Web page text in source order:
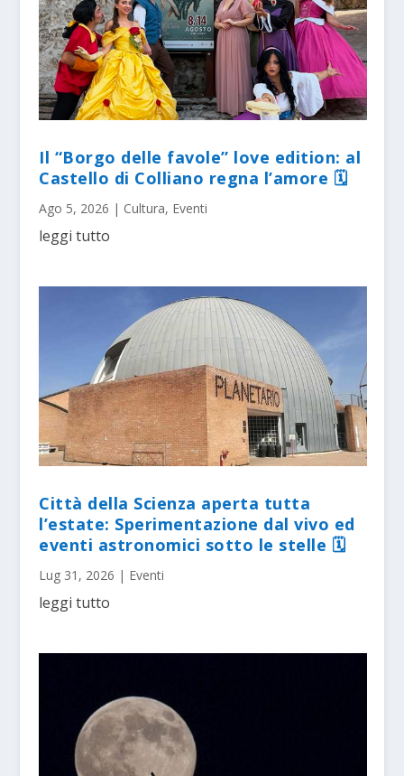
Il “Borgo delle favole” love edition: al
Castello di Colliano regna l’amore 🗓
Ago 5, 2026 | Cultura, Eventi
leggi tutto
Città della Scienza aperta tutta
l’estate: Sperimentazione dal vivo ed
eventi astronomici sotto le stelle 🗓
Lug 31, 2026 | Eventi
leggi tutto